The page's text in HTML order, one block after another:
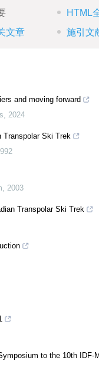
HTML
文章
施引文
and moving forward
, 2024
Transpolar Ski Trek
, 2003
Transpolar Ski Trek
to the 10th IDF-